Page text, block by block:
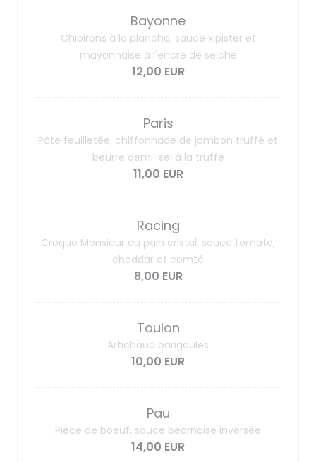
Bayonne
Chipirons à la plancha, sauce xipister et
mayonnaise à l'encre de seiche
12,00 EUR
Paris
Pâte feuilletée, chiffonnade de jambon truffé et
beurre demi-sel à la truffe
11,00 EUR
Racing
Croque Monsieur au pain cristal, sauce tomate,
cheddar et comté
8,00 EUR
Toulon
Artichaud barigoules
10,00 EUR
Pau
Pièce de boeuf, sauce béarnaise inversée
14,00 EUR